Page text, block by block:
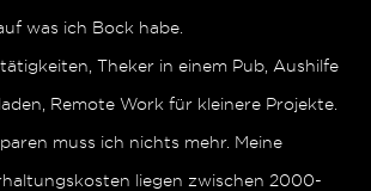
was ich Bock habe.
Theker in einem Pub, Aushilfe
Remote Work für kleinere Projekte.
muss ich nichts mehr. Meine
liegen zwischen 2000-